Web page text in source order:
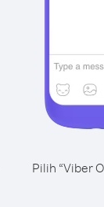
Pilih “Viber